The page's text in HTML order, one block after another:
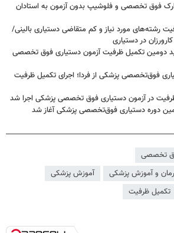
فوق تخصصی و فلوشیپ بدون آزمون به استادان
رشته‌های مورد نیاز و کم متقاضی دستیاری بالینی/
در دستیاری
دومین تکمیل ظرفیت آزمون دستیاری فوق تخصصی
فوق‌تخصصی پزشکی از فردا؛ اجرای تکمیل ظرفیت
در آزمون دستیاری فوق تخصصی پزشکی اجرا شد
دوره دستیاری فوق‌تخصصی پزشکی آغاز شد
تخصصی
و آموزش پزشکی
آموزش پزشکی
تکمیل ظرفیت